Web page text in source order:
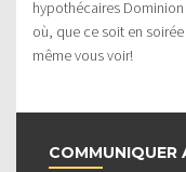
hypothécaires
où, que ce soit en
même vous voir!
COMMUNIQUER